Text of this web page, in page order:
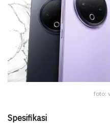
foto:
Spesifikasi